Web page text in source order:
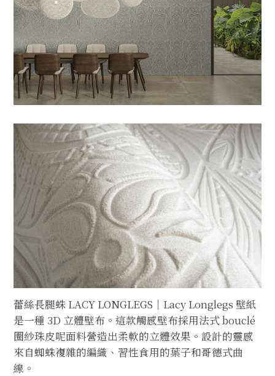
蕾絲長腿蛛 LACY LONGLEGS｜Lacy Longlegs 壁紙
是一種 3D 立體壁布。這款觸感壁布採用法式 bouclé
圈紗珠皮呢面料營造出柔軟的立體效果。設計的靈感
來自蜘蛛複雜的編織、習性食用的葉子和哥德式曲
線。